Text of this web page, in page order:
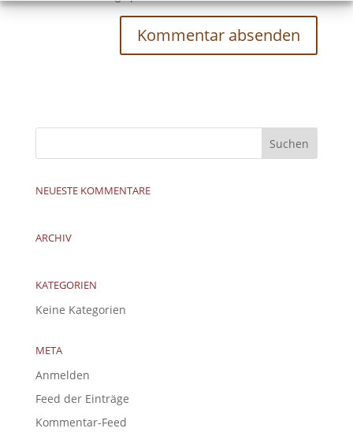
NEUESTE KOMMENTARE
ARCHIV
KATEGORIEN
Keine Kategorien
META
Anmelden
Feed der Einträge
Kommentar-Feed